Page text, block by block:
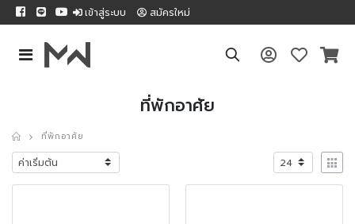
เข้าสู่ระบบ สมัครใหม่
ที่พักอาศัย
ที่พักอาศัย